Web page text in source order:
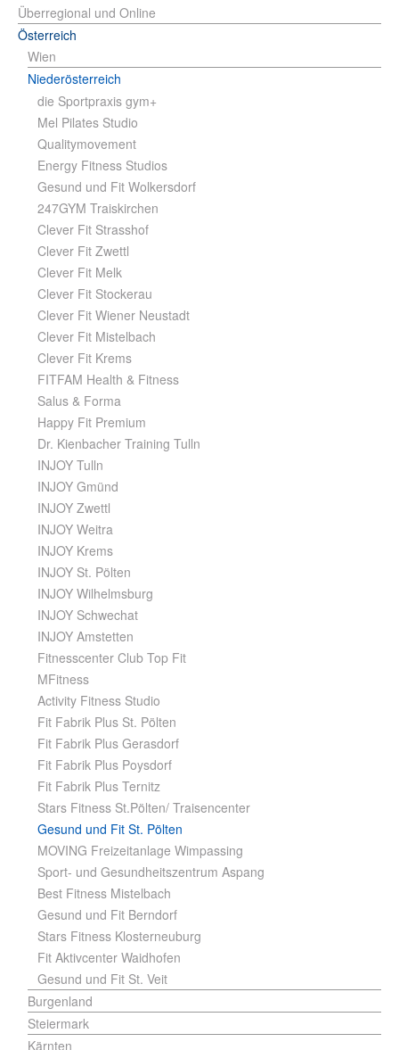
Überregional und Online
Österreich
Wien
Niederösterreich
die Sportpraxis gym+
Mel Pilates Studio
Qualitymovement
Energy Fitness Studios
Gesund und Fit Wolkersdorf
247GYM Traiskirchen
Clever Fit Strasshof
Clever Fit Zwettl
Clever Fit Melk
Clever Fit Stockerau
Clever Fit Wiener Neustadt
Clever Fit Mistelbach
Clever Fit Krems
FITFAM Health & Fitness
Salus & Forma
Happy Fit Premium
Dr. Kienbacher Training Tulln
INJOY Tulln
INJOY Gmünd
INJOY Zwettl
INJOY Weitra
INJOY Krems
INJOY St. Pölten
INJOY Wilhelmsburg
INJOY Schwechat
INJOY Amstetten
Fitnesscenter Club Top Fit
MFitness
Activity Fitness Studio
Fit Fabrik Plus St. Pölten
Fit Fabrik Plus Gerasdorf
Fit Fabrik Plus Poysdorf
Fit Fabrik Plus Ternitz
Stars Fitness St.Pölten/ Traisencenter
Gesund und Fit St. Pölten
MOVING Freizeitanlage Wimpassing
Sport- und Gesundheitszentrum Aspang
Best Fitness Mistelbach
Gesund und Fit Berndorf
Stars Fitness Klosterneuburg
Fit Aktivcenter Waidhofen
Gesund und Fit St. Veit
Burgenland
Steiermark
Kärnten